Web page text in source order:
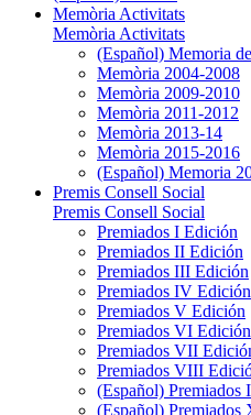
Memòria Activitats
Memòria Activitats
(Español) Memoria
Memòria 2004-2008
Memòria 2009-2010
Memòria 2011-2012
Memòria 2013-14
Memòria 2015-2016
(Español) Memoria
Premis Consell Social
Premis Consell Social
Premiados I Edición
Premiados II Edición
Premiados III Edición
Premiados IV Edición
Premiados V Edición
Premiados VI Edición
Premiados VII
Premiados VIII
(Español) Premiados
(Español) Premiados